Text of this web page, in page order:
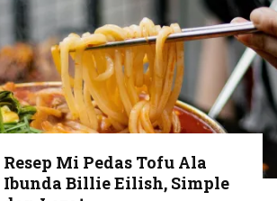
Resep Mi Pedas Tofu Ala
Ibunda Billie Eilish, Simple